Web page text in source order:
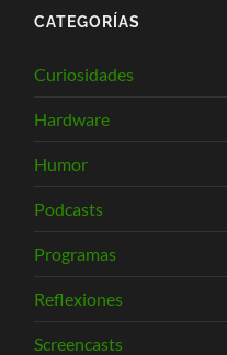
CATEGORÍAS
Curiosidades
Hardware
Humor
Podcasts
Programas
Reflexiones
Screencasts